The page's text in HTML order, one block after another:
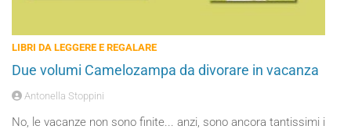
LIBRI DA LEGGERE E REGALARE
Due volumi Camelozampa da divorare in vacanza
Antonella Stoppini
No, le vacanze non sono finite... anzi, sono ancora tantissimi i